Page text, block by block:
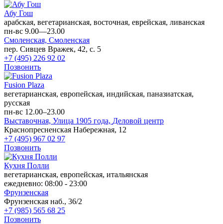
Абу Гош
арабская, вегетарианская, восточная, еврейская, ливанская
пн-вс 9.00—23.00
Смоленская, Смоленская
пер. Сивцев Вражек, 42, с. 5
+7 (495) 226 92 02
Позвонить
Fusion Plaza
вегетарианская, европейская, индийская, паназиатская,
русская
пн-вс 12.00–23.00
Выставочная, Улица 1905 года, Деловой центр
Краснопресненская Набережная, 12
+7 (495) 967 02 97
Позвонить
Кухня Полли
вегетарианская, европейская, итальянская
ежедневно: 08:00 - 23:00
Фрунзенская
Фрунзенская наб., 36/2
+7 (985) 565 68 25
Позвонить